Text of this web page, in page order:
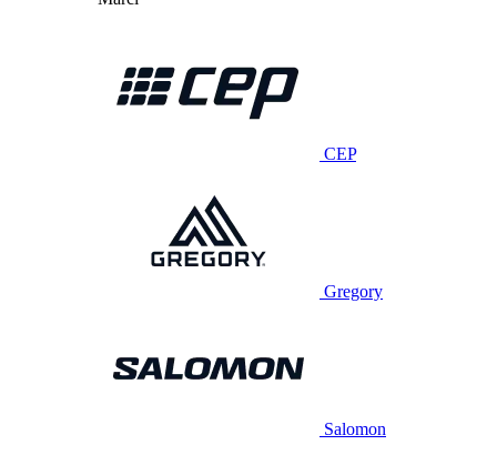
CEP
Gregory
Salomon